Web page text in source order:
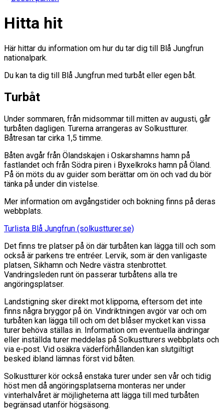
Hitta hit
Här hittar du information om hur du tar dig till Blå Jungfrun
nationalpark.
Du kan ta dig till Blå Jungfrun med turbåt eller egen båt.
Turbåt
Under sommaren, från midsommar till mitten av augusti, går
turbåten dagligen. Turerna arrangeras av Solkustturer.
Båtresan tar cirka 1,5 timme.
Båten avgår från Ölandskajen i Oskarshamns hamn på
fastlandet och från Södra piren i Byxelkroks hamn på Öland.
På ön möts du av guider som berättar om ön och vad du bör
tänka på under din vistelse.
Mer information om avgångstider och bokning finns på deras
webbplats.
Turlista Blå Jungfrun (solkustturer.se)
Det finns tre platser på ön där turbåten kan lägga till och som
också är parkens tre entréer. Lervik, som är den vanligaste
platsen, Sikhamn och Nedre västra stenbrottet.
Vandringsleden runt ön passerar turbåtens alla tre
angöringsplatser.
Landstigning sker direkt mot klipporna, eftersom det inte
finns några bryggor på ön. Vindriktningen avgör var och om
turbåten kan lägga till och om det blåser mycket kan vissa
turer behöva ställas in. Information om eventuella ändringar
eller inställda turer meddelas på Solkustturers webbplats och
via e-post. Vid osäkra väderförhållanden kan slutgiltigt
besked ibland lämnas först vid båten.
Solkustturer kör också enstaka turer under sen vår och tidig
höst men då angöringsplatserna monteras ner under
vinterhalvåret är möjligheterna att lägga till med turbåten
begränsad utanför högsäsong.